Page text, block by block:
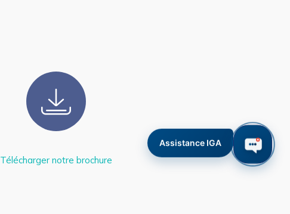
Télécharger notre brochure
Assistance IGA